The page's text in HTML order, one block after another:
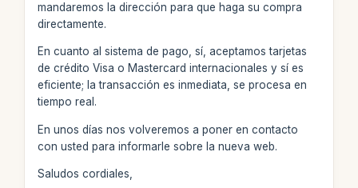
mandaremos la dirección para que haga su compra
directamente.
En cuanto al sistema de pago, sí, aceptamos tarjetas
de crédito Visa o Mastercard internacionales y sí es
eficiente; la transacción es inmediata, se procesa en
tiempo real.
En unos días nos volveremos a poner en contacto
con usted para informarle sobre la nueva web.
Saludos cordiales,